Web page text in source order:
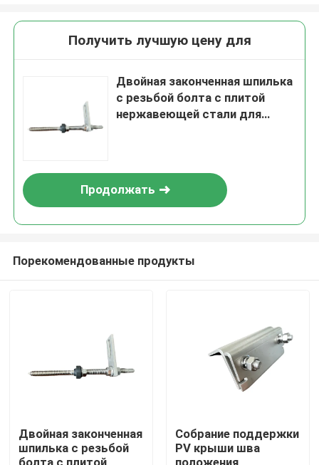
Получить лучшую цену для
Двойная законченная шпилька
с резьбой болта с плитой
нержавеющей стали для
Продолжать
Порекомендованные продукты
Двойная законченная
шпилька с резьбой
Собрание поддержки
PV крыши шва